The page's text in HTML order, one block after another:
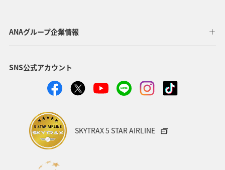
ANAグループ企業情報
SNS公式アカウント
SKYTRAX 5 STAR AIRLINE